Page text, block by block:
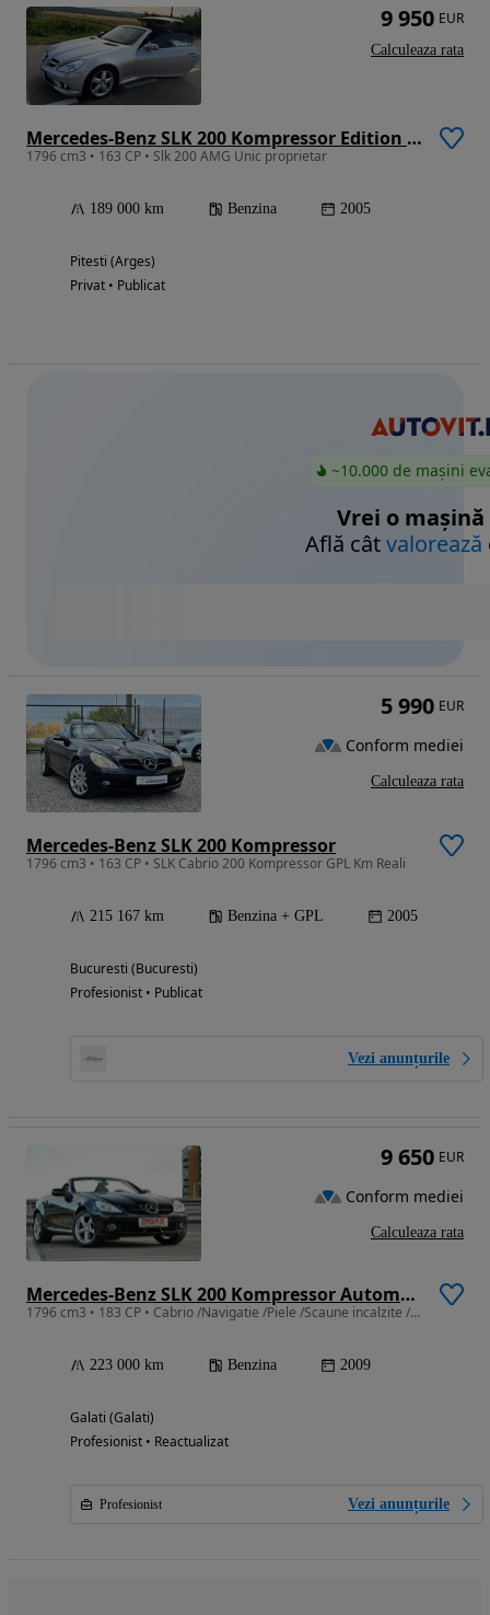
Mercedes-Benz SLK 200 Kompressor Edition 10
1796 cm3 • 163 CP • Slk 200 AMG Unic proprietar
189 000 km Benzina 2005
Pitesti (Arges)
Privat • Publicat
9 950 EUR
Calculeaza rata
~10.000 de mașini
Vrei o mașină
Află câtvalorează
Mercedes-Benz SLK 200 Kompressor
1796 cm3 • 163 CP • SLK Cabrio 200 Kompressor GPL Km Reali
215 167 km Benzina + GPL 2005
Bucuresti (Bucuresti)
Profesionist • Publicat
Vezi anunțurile
5 990 EUR
Conform mediei
Calculeaza rata
Mercedes-Benz SLK 200 Kompressor Automatik
1796 cm3 • 183 CP • Cabrio /Navigatie /Piele /Scaune incalzite /Pilot automat
223 000 km Benzina 2009
Galati (Galati)
Profesionist • Reactualizat
Profesionist Vezi anunțurile
9 650 EUR
Conform mediei
Calculeaza rata